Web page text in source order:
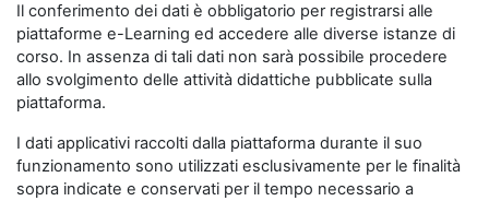
Il conferimento dei dati è obbligatorio per registrarsi alle
piattaforme e-Learning ed accedere alle diverse istanze di
corso. In assenza di tali dati non sarà possibile procedere
allo svolgimento delle attività didattiche pubblicate sulla
piattaforma.
I dati applicativi raccolti dalla piattaforma durante il suo
funzionamento sono utilizzati esclusivamente per le finalità
sopra indicate e conservati per il tempo necessario a